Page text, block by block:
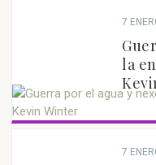
7
la
7